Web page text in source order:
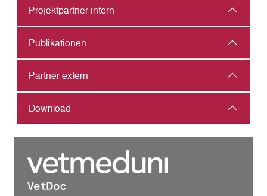
Projektpartner intern
Publikationen
Partner extern
Download